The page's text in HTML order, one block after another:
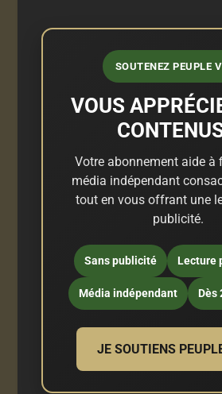
SOUTENEZ PEUPLE
VOUS
Votre abonnement aide à
média indépendant
tout en vous offrant une
publicité.
Sans publicité Lecture
Média indépendant Dès
JE SOUTIENS